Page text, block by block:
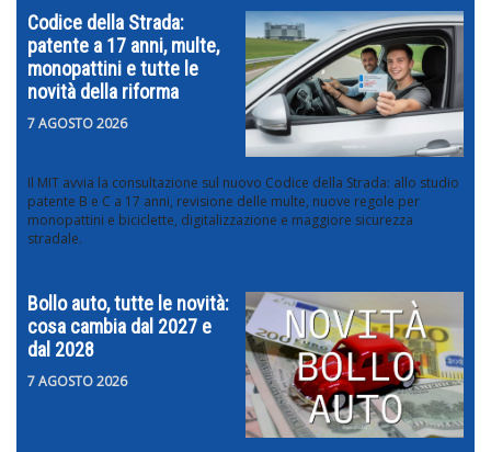
Codice della Strada:
patente a 17 anni, multe,
monopattini e tutte le
novità della riforma
7 AGOSTO 2026
Il MIT avvia la consultazione sul nuovo Codice della Strada: allo studio
patente B e C a 17 anni, revisione delle multe, nuove regole per
monopattini e biciclette, digitalizzazione e maggiore sicurezza
stradale.
Bollo auto, tutte le novità:
cosa cambia dal 2027 e
dal 2028
7 AGOSTO 2026